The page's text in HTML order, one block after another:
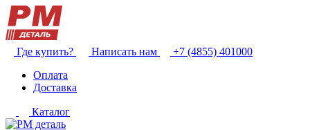
Где купить? Написать нам
+7 (4855) 401000
Оплата
Доставка
Каталог